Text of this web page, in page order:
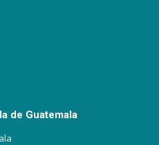
de Guatemala